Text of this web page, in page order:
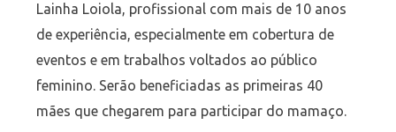
Lainha Loiola, profissional com mais de 10 anos
de experiência, especialmente em cobertura de
eventos e em trabalhos voltados ao público
feminino. Serão beneficiadas as primeiras 40
mães que chegarem para participar do mamaço.